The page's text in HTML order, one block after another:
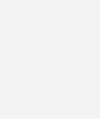
Soziale Härten für die
und das
auswirken, müssen
besteht darin,
aber auch die
werden Millionen von
■
aufgehoben